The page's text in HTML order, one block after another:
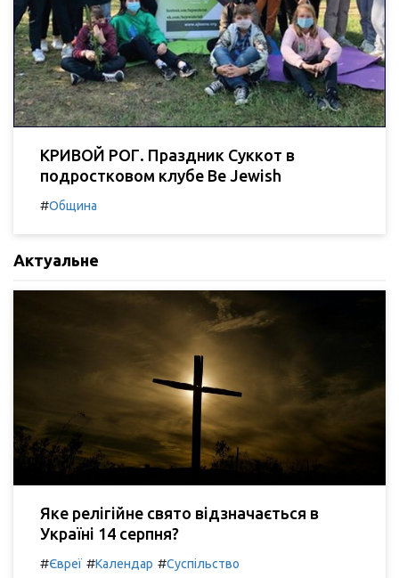
КРИВОЙ РОГ. Праздник Суккот в
подростковом клубе Be Jewish
#Община
Актуальне
Яке релігійне свято відзначається в
Україні 14 серпня?
#Євреї #Календар #Суспільство